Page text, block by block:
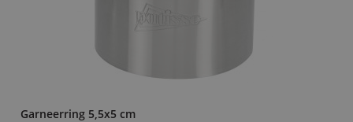
Garneerring 5,5x5 cm